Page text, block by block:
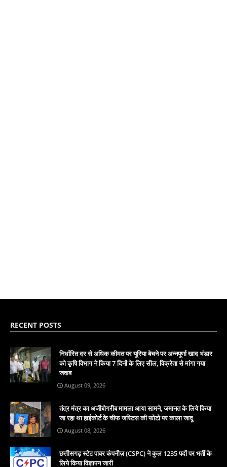
RECENT POSTS
निर्धारित दर से अधिक कीमत पर यूरिया बेचने पर अन्नपूर्णा खाद भंडार
को कृषि विभाग ने किया 7 दिनों के लिए सील, विक्रेता से मांगा गया
जवाब
August 09, 2026
तंत्र मंत्र का अजीबोगरीब मामला आया सामने, जमानत के लिये किया
जा रहा था हाईकोर्ट के चीफ जस्टिस की फोटो पर काला जादू
August 08, 2026
छत्तीसगढ़ स्टेट पावर कंपनीज़ (CSPC) ने कुल 1235 पदों पर भर्ती के
लिये किया विज्ञापन जारी